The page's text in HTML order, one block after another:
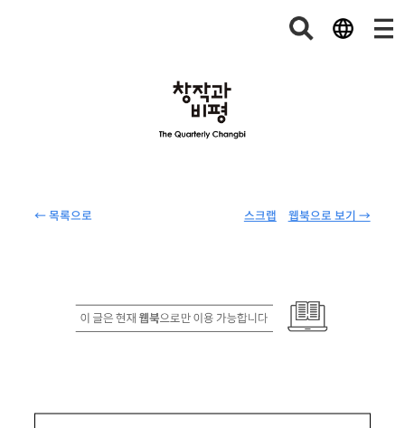
← 목록으로 웹북으로 보기 →
스크랩